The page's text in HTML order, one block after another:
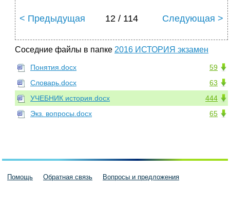
< Предыдущая 12 / 114 Следующая >
Соседние файлы в папке 2016 ИСТОРИЯ экзамен
59
Понятия.docx
63
Словарь.docx
444
УЧЕБНИК история.docx
65
Экз. вопросы.docx
Помощь Обратная связь Вопросы и предложения